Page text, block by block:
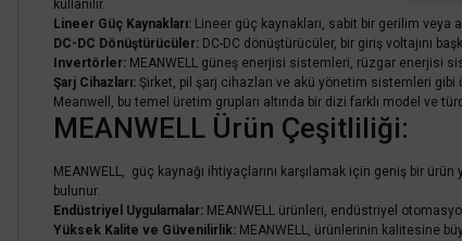
kullanılır.
Lineer Güç Kaynakları: Lineer güç kaynakları, sabit bir gerilim veya
DC-DC Dönüştürücüler: DC-DC dönüştürücüler, bir giriş voltajını
Invertörler: MEANWELL güneş enerjisi sistemleri, rüzgar enerjisi
Şarj Cihazları: Şirket, pil şarj cihazları ve akü yönetim sistemleri gibi
Meanwell, bu temel üretim grupları altında bir dizi farklı model ve
MEANWELL Ürün Çeşitliliği:
MEANWELL, güç kaynağı ihtiyaçlarını karşılamak için geniş bir
bulunur.
Endüstriyel Uygulamalar: MEANWELL ürünleri, endüstriyel
Yüksek Kalite ve Güvenilirlik: MEANWELL, ürünlerinin kalitesine